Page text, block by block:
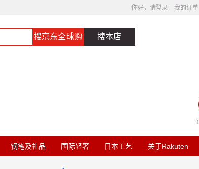
你好，请登录 我的订单
搜京东全球购 搜本店
钢笔及礼品 国际轻奢 日本工艺 关于Rakuten